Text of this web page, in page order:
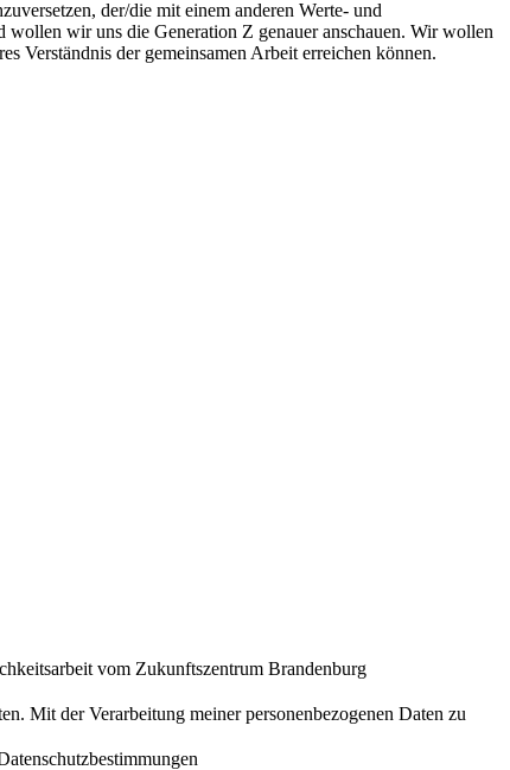
der/die mit einem anderen Werte- und
wollen wir uns die Generation Z genauer anschauen. Wir wollen
Verständnis der gemeinsamen Arbeit erreichen können.
vom Zukunftszentrum Brandenburg
Mit der Verarbeitung meiner personenbezogenen Daten zu